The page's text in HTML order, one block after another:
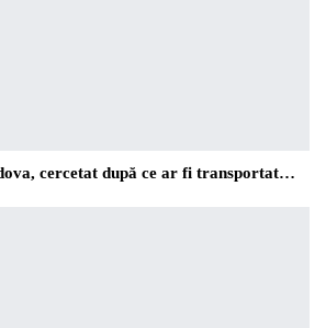
cercetat după ce ar fi transportat…